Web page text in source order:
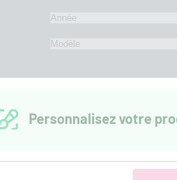
Personnalisez votre